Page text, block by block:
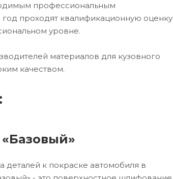
профессиональным
проходят квалификационную оценку
уровне.
материалов для кузовного
качеством.
деталей к покраске автомобиля в